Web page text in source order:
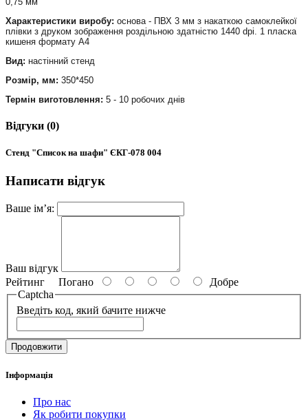
Характеристики виробу: основа - ПВХ 3 мм з накаткою самоклейкої
плівки з друком зображення роздільною здатністю 1440 dpi. 1 пласка
кишеня формату А4
Вид: настінний стенд
Розмір, мм: 350*450
Термін виготовлення: 5 - 10 робочих днів
Відгуки (0)
Стенд "Список на шафи" ЄКГ-078 004
Написати відгук
Ваше ім’я:
Ваш відгук
Рейтинг Погано
Добре
Captcha
Введіть код, який бачите нижче
Продовжити
Інформація
Про нас
Як робити покупки